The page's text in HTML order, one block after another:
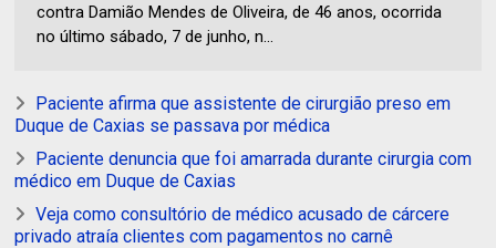
contra Damião Mendes de Oliveira, de 46 anos, ocorrida
no último sábado, 7 de junho, n...
Paciente afirma que assistente de cirurgião preso em
Duque de Caxias se passava por médica
Paciente denuncia que foi amarrada durante cirurgia com
médico em Duque de Caxias
Veja como consultório de médico acusado de cárcere
privado atraía clientes com pagamentos no carnê